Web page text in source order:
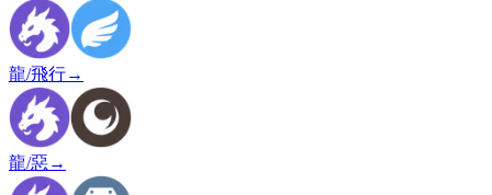
龍/飛行→
龍/惡→